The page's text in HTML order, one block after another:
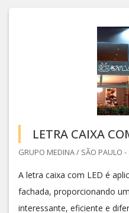
LETRA CAIXA
GRUPO MEDINA / SÃO PAULO -
A letra caixa com LED é
fachada, proporcionando
interessante, eficiente e